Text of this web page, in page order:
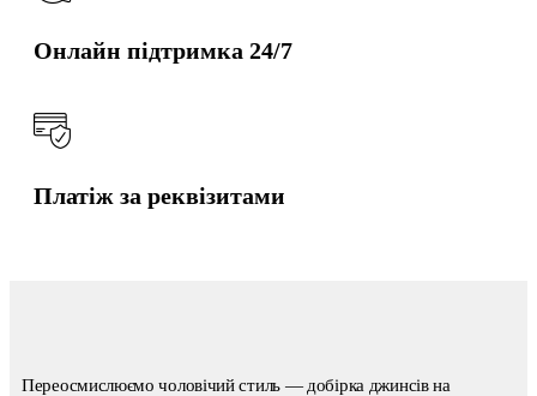
Онлайн підтримка 24/7
Платіж за реквізитами
Переосмислюємо чоловічий стиль — добірка джинсів на